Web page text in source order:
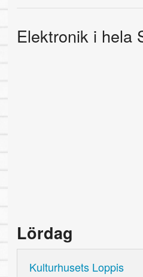
Elektronik i hela
Lördag
Kulturhusets Loppis